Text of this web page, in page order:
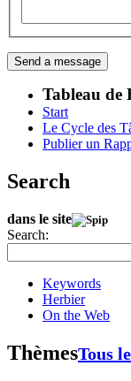
Tableau de
Start
Le Cycle des
Publier un
Search
dans le site
Search:
Keywords
Herbier
On the Web
ThèmesTous